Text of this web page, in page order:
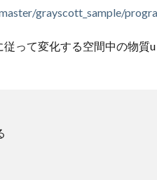
grayscott_sample/
って変化する空間中の物質